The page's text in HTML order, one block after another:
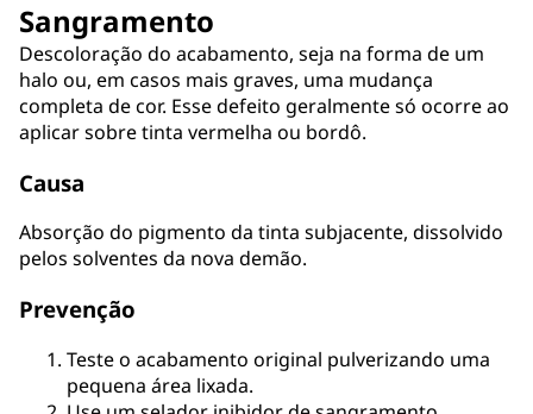
Sangramento
Descoloração do acabamento, seja na forma de um
halo ou, em casos mais graves, uma mudança
completa de cor. Esse defeito geralmente só ocorre ao
aplicar sobre tinta vermelha ou bordô.
Causa
Absorção do pigmento da tinta subjacente, dissolvido
pelos solventes da nova demão.
Prevenção
Teste o acabamento original pulverizando uma
pequena área lixada.